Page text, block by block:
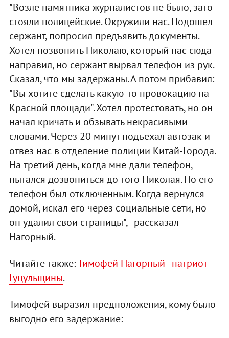
"Возле памятника журналистов не было, зато
стояли полицейские. Окружили нас. Подошел
сержант, попросил предъявить документы.
Хотел позвонить Николаю, который нас сюда
направил, но сержант вырвал телефон из рук.
Сказал, что мы задержаны. А потом прибавил:
"Вы хотите сделать какую-то провокацию на
Красной площади". Хотел протестовать, но он
начал кричать и обзывать некрасивыми
словами. Через 20 минут подъехал автозак и
отвез нас в отделение полиции Китай-Города.
На третий день, когда мне дали телефон,
пытался дозвониться до того Николая. Но его
телефон был отключенным. Когда вернулся
домой, искал его через социальные сети, но
он удалил свои страницы", - рассказал
Нагорный.
Читайте также:Тимофей Нагорный - патриот
Гуцульщины.
Тимофей выразил предположения, кому было
выгодно его задержание: